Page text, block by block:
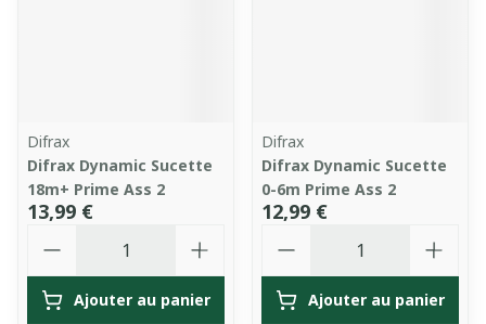
Difrax
Difrax Dynamic Sucette
18m+ Prime Ass 2
13,99 €
Ajouter au panier
Difrax
Difrax Dynamic Sucette
0-6m Prime Ass 2
12,99 €
Ajouter au panier